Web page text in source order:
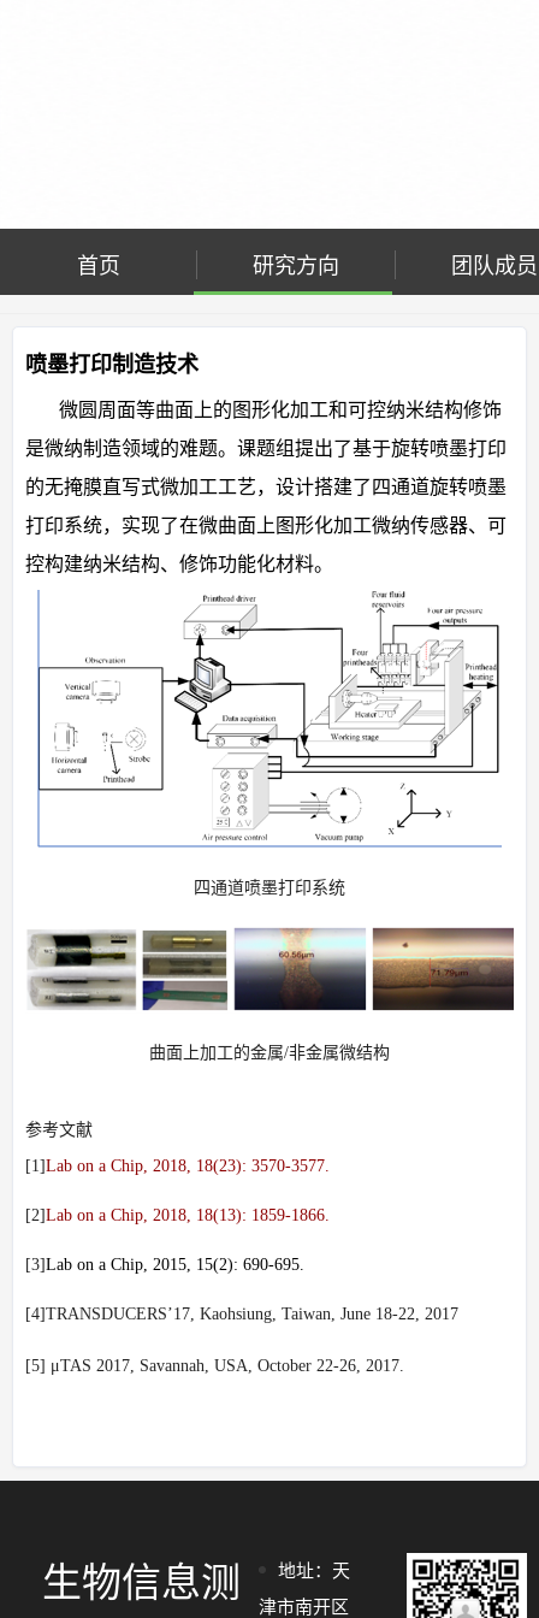
首页 研究方向 团队成员
喷墨打印制造技术
微圆周面等曲面上的图形化加工和可控纳米结构修饰
是微纳制造领域的难题。课题组提出了基于旋转喷墨打印
的无掩膜直写式微加工工艺，设计搭建了四通道旋转喷墨
打印系统，实现了在微曲面上图形化加工微纳传感器、可
控构建纳米结构、修饰功能化材料。
四通道喷墨打印系统
曲面上加工的金属/非金属微结构
参考文献
[1]Lab on a Chip , 2018, 18(23): 3570-3577.
[2]Lab on a Chip , 2018, 18(13): 1859-1866.
[3]Lab on a Chip , 2015, 15(2): 690-695.
[4]TRANSDUCERS’17 , Kaohsiung, Taiwan, June 18-22, 2017
[5] μTAS 2017 , Savannah, USA, October 22-26, 2017.
生物信息测
地址：天
津市南开区